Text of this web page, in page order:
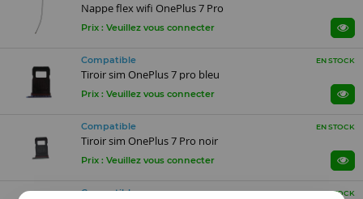
Nappe flex wifi OnePlus 7 Pro
Prix : Veuillez vous connecter
Compatible EN STOCK
Tiroir sim OnePlus 7 pro bleu
Prix : Veuillez vous connecter
Compatible EN STOCK
Tiroir sim OnePlus 7 Pro noir
Prix : Veuillez vous connecter
Compatible EN STOCK